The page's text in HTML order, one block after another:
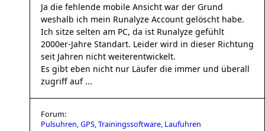
Ja die fehlende mobile Ansicht war der Grund
weshalb ich mein Runalyze Account gelöscht habe.
Ich sitze selten am PC, da ist Runalyze gefühlt
2000er-Jahre Standart. Leider wird in dieser Richtung
seit Jahren nicht weiterentwickelt.
Es gibt eben nicht nur Läufer die immer und überall
zugriff auf ...
Forum:
Pulsuhren, GPS, Trainingssoftware, Laufuhren